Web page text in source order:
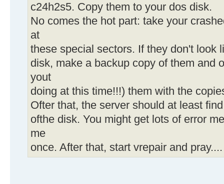
c24h2s5. Copy them to your dos disk.
No comes the hot part: take your
at
these special sectors. If they don't look
disk, make a backup copy of them and
yout
doing at this time!!!) them with the
Ofter that, the server should at least
ofthe disk. You might get lots of error
me
once. After that, start vrepair and pray....